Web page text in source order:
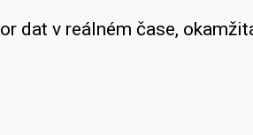
dat v reálném čase,